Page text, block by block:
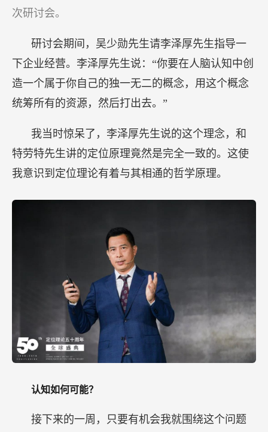
次研讨会。
研讨会期间，吴少勋先生请李泽厚先生指导一
下企业经营。李泽厚先生说：“你要在人脑认知中创
造一个属于你自己的独一无二的概念，用这个概念
统筹所有的资源，然后打出去。”
我当时惊呆了，李泽厚先生说的这个理念，和
特劳特先生讲的定位原理竟然是完全一致的。这使
我意识到定位理论有着与其相通的哲学原理。
认知如何可能？
接下来的一周，只要有机会我就围绕这个问题